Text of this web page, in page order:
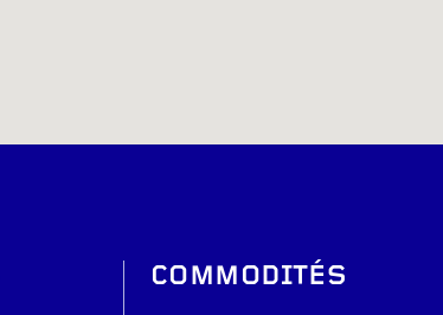
COMMODITÉS